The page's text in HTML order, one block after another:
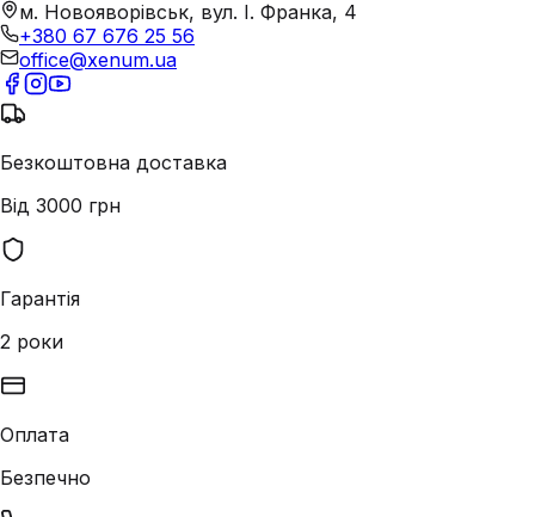
м. Новояворівськ, вул. І. Франка, 4
+380 67 676 25 56
office@xenum.ua
Безкоштовна доставка
Від 3000 грн
Гарантія
2 роки
Оплата
Безпечно